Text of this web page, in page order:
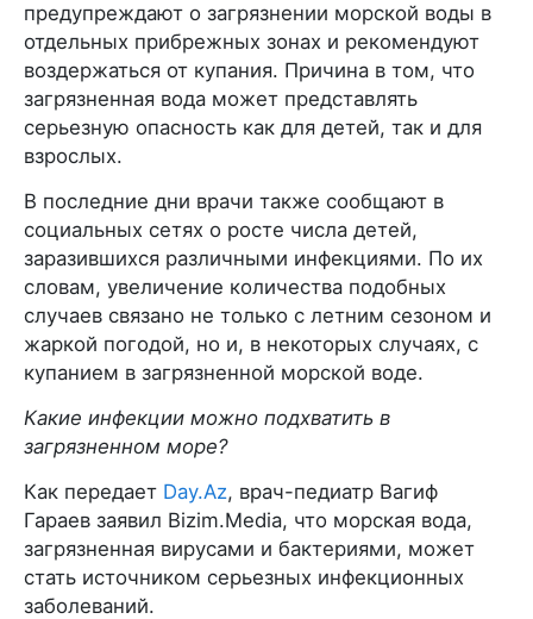
предупреждают о загрязнении морской воды в
отдельных прибрежных зонах и рекомендуют
воздержаться от купания. Причина в том, что
загрязненная вода может представлять
серьезную опасность как для детей, так и для
взрослых.
В последние дни врачи также сообщают в
социальных сетях о росте числа детей,
заразившихся различными инфекциями. По их
словам, увеличение количества подобных
случаев связано не только с летним сезоном и
жаркой погодой, но и, в некоторых случаях, с
купанием в загрязненной морской воде.
Какие инфекции можно подхватить в
загрязненном море?
Как передает Day.Az, врач-педиатр Вагиф
Гараев заявил Bizim.Media, что морская вода,
загрязненная вирусами и бактериями, может
стать источником серьезных инфекционных
заболеваний.